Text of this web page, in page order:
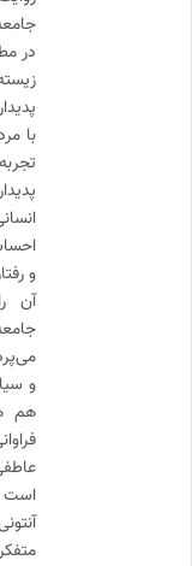
در
با
و
آن
و
هم
است